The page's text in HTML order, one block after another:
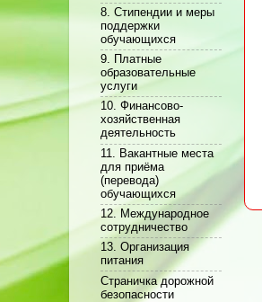
8. Стипендии и меры
поддержки
обучающихся
9. Платные
образовательные
услуги
10. Финансово-
хозяйственная
деятельность
11. Вакантные места
для приёма
(перевода)
обучающихся
12. Международное
сотрудничество
13. Организация
питания
Cтраничка дорожной
безопасности